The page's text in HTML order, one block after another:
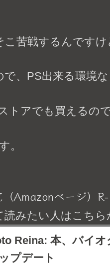
苦戦するんですけ
、PS出来る環境な
トアでも買えるの
。
Amazonページ）R-
みたい人はこちら
Reina: 本、バイ
プデート